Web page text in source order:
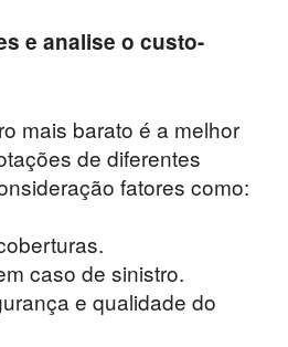
e analise o custo-
mais barato é a melhor
de diferentes
fatores como:
caso de sinistro.
e qualidade do